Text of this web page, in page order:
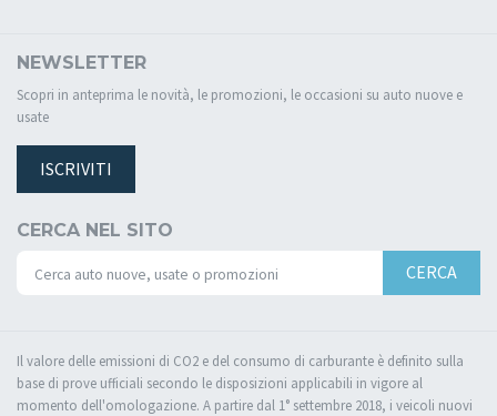
NEWSLETTER
Scopri in anteprima le novità, le promozioni, le occasioni su auto nuove e
usate
ISCRIVITI
CERCA NEL SITO
CERCA
Il valore delle emissioni di CO2 e del consumo di carburante è definito sulla
base di prove ufficiali secondo le disposizioni applicabili in vigore al
momento dell'omologazione. A partire dal 1° settembre 2018, i veicoli nuovi